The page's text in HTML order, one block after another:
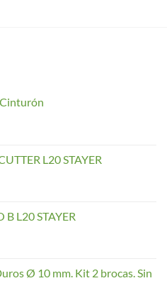
L20 STAYER
L20 STAYER
Ø 10 mm. Kit 2 brocas. Sin